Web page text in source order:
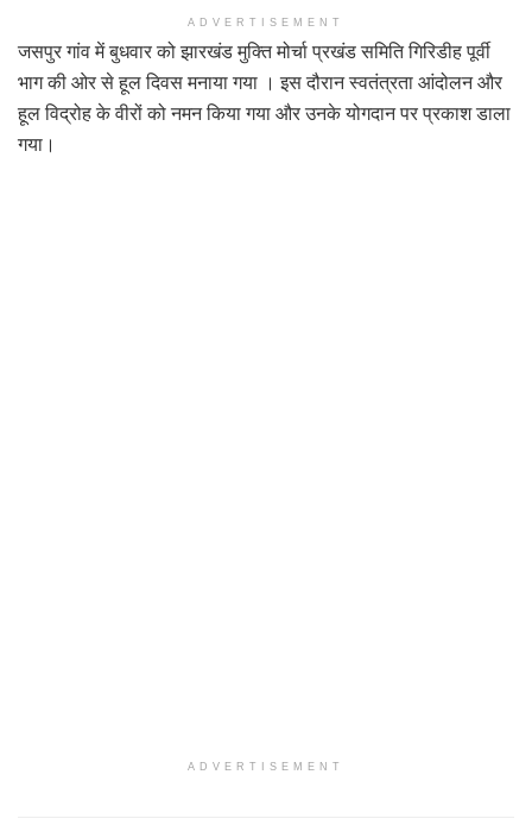
ADVERTISEMENT
जसपुर गांव में बुधवार को झारखंड मुक्ति मोर्चा प्रखंड समिति गिरिडीह पूर्वी
भाग की ओर से हूल दिवस मनाया गया । इस दौरान स्वतंत्रता आंदोलन और
हूल विद्रोह के वीरों को नमन किया गया और उनके योगदान पर प्रकाश डाला
गया।
ADVERTISEMENT